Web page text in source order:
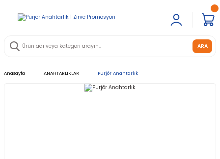
ARA
Anasayfa ANAHTARLIKLAR Purjör Anahtarlık